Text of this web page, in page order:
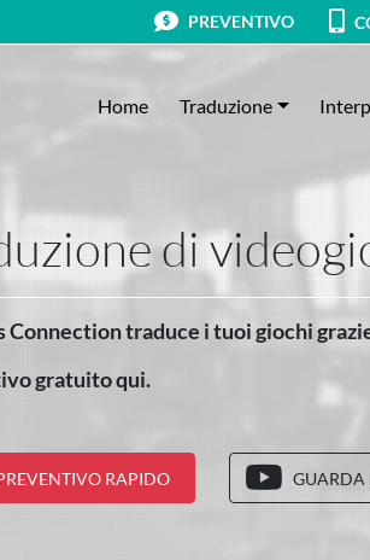
PREVENTIVO
Home Traduzione
di
Connection traduce i tuoi giochi
gratuito qui.
RAPIDO GUARDA